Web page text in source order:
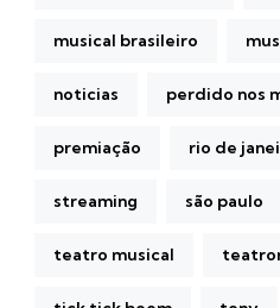
musical brasileiro
noticias perdido nos
premiação rio de
streaming são paulo
teatro musical